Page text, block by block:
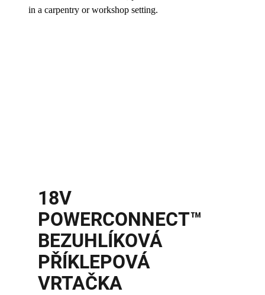
18V
POWERCONNECT™
BEZUHLÍKOVÁ
PŘÍKLEPOVÁ
VRTAČKA